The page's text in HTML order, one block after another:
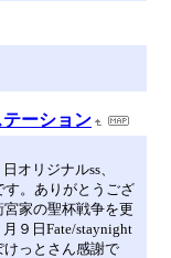
ーション
オリジナルss、
す。ありがとうござ
宮家の聖杯戦争を更
９日Fate/staynight
けっとさん感謝で